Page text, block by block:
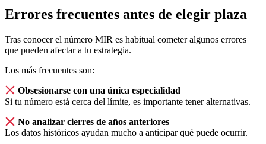
Errores frecuentes antes de elegir plaza
Tras conocer el número MIR es habitual cometer algunos errores
que pueden afectar a tu estrategia.
Los más frecuentes son:
Obsesionarse con una única especialidad
Si tu número está cerca del límite, es importante tener alternativas.
No analizar cierres de años anteriores
Los datos históricos ayudan mucho a anticipar qué puede ocurrir.